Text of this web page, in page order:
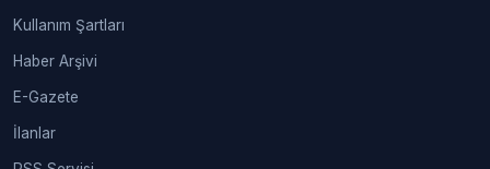
Kullanım Şartları
Haber Arşivi
E-Gazete
İlanlar